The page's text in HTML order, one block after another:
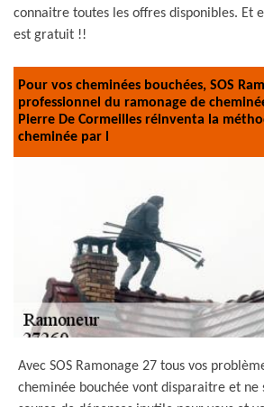
connaitre toutes les offres disponibles. Et
est gratuit !!
Pour vos cheminées bouchées, SOS
professionnel du ramonage de
Pierre De Cormeilles réinventa la
cheminée par l
Avec SOS Ramonage 27 tous vos
cheminée bouchée vont disparaitre et ne